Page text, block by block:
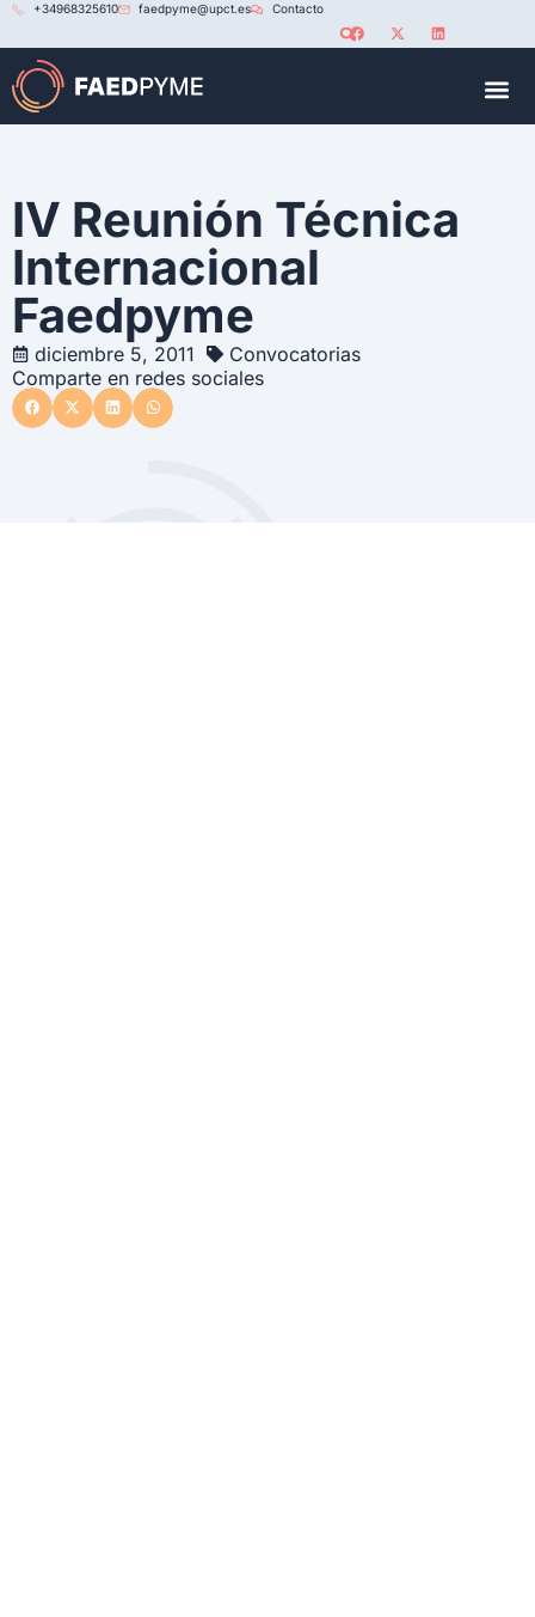
+34968325610 faedpyme@upct.es Contacto
IV Reunión Técnica
Internacional
Faedpyme
diciembre 5, 2011
Convocatorias
Comparte en redes sociales